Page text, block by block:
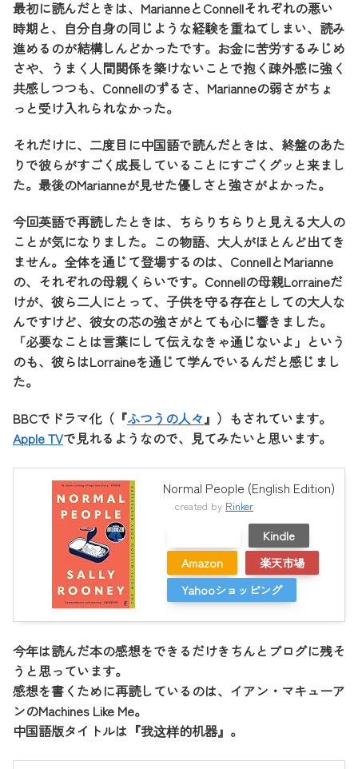
最初に読んだときは、MarianneとConnellそれぞれの悪い
時期と、自分自身の同じような経験を重ねてしまい、読み
進めるのが結構しんどかったです。お金に苦労するみじめ
さや、うまく人間関係を築けないことで抱く疎外感に強く
共感しつつも、Connellのずるさ、Marianneの弱さがちょ
っと受け入れられなかった。
それだけに、二度目に中国語で読んだときは、終盤のあた
りで彼らがすごく成長していることにすごくグッと来まし
た。最後のMarianneが見せた優しさと強さがよかった。
今回英語で再読したときは、ちらりちらりと見える大人の
ことが気になりました。この物語、大人がほとんど出てき
ません。全体を通じて登場するのは、ConnellとMarianne
の、それぞれの母親くらいです。Connellの母親Lorraineだ
けが、彼ら二人にとって、子供を守る存在としての大人な
んですけど、彼女の芯の強さがとても心に響きました。
「必要なことは言葉にして伝えなきゃ通じないよ」という
のも、彼らはLorraineを通じて学んでいるんだと感じまし
た。
BBCでドラマ化（『ふつうの人々』）もされています。
Apple TVで見れるようなので、見てみたいと思います。
Normal People (English Edition)
created by Rinker
Kindle
Amazon
楽天市場
Yahooショッピング
今年は読んだ本の感想をできるだけきちんとブログに残そ
うと思っています。
感想を書くために再読しているのは、イアン・マキューア
ンのMachines Like Me。
中国語版タイトルは『我这样的机器』。